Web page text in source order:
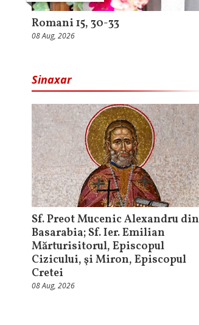
Romani 15, 30-33
08 Aug, 2026
Sinaxar
Sf. Preot Mucenic Alexandru din
Basarabia; Sf. Ier. Emilian
Mărturisitorul, Episcopul
Cizicului, şi Miron, Episcopul
Cretei
08 Aug, 2026